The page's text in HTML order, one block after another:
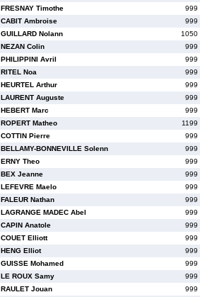
FRESNAY Timothe
999
CABIT Ambroise
999
GUILLARD Nolann
1050
NEZAN Colin
999
PHILIPPINI Avril
999
RITEL Noa
999
HEURTEL Arthur
999
LAURENT Auguste
999
HEBERT Marc
999
ROPERT Matheo
1199
COTTIN Pierre
999
BELLAMY-BONNEVILLE Solenn
999
ERNY Theo
999
BEX Jeanne
999
LEFEVRE Maelo
999
FALEUR Nathan
999
LAGRANGE MADEC Abel
999
CAPIN Anatole
999
COUET Elliott
999
HENG Elliot
999
GUISSE Mohamed
999
LE ROUX Samy
999
RAULET Jouan
999